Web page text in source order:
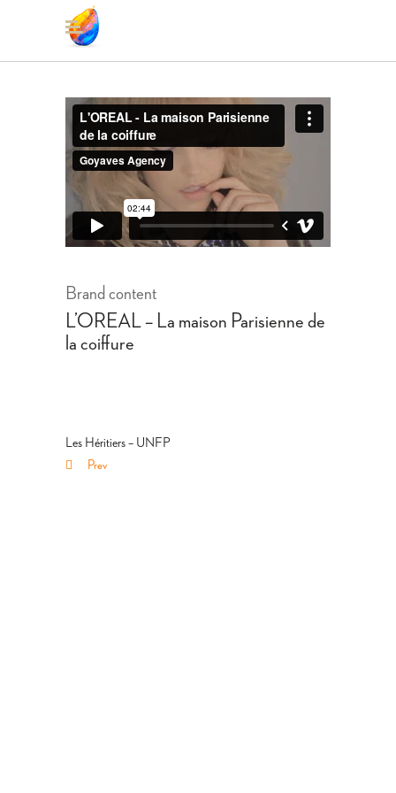
Brand content
L’OREAL – La maison Parisienne de
la coiffure
Les Héritiers – UNFP
Prev